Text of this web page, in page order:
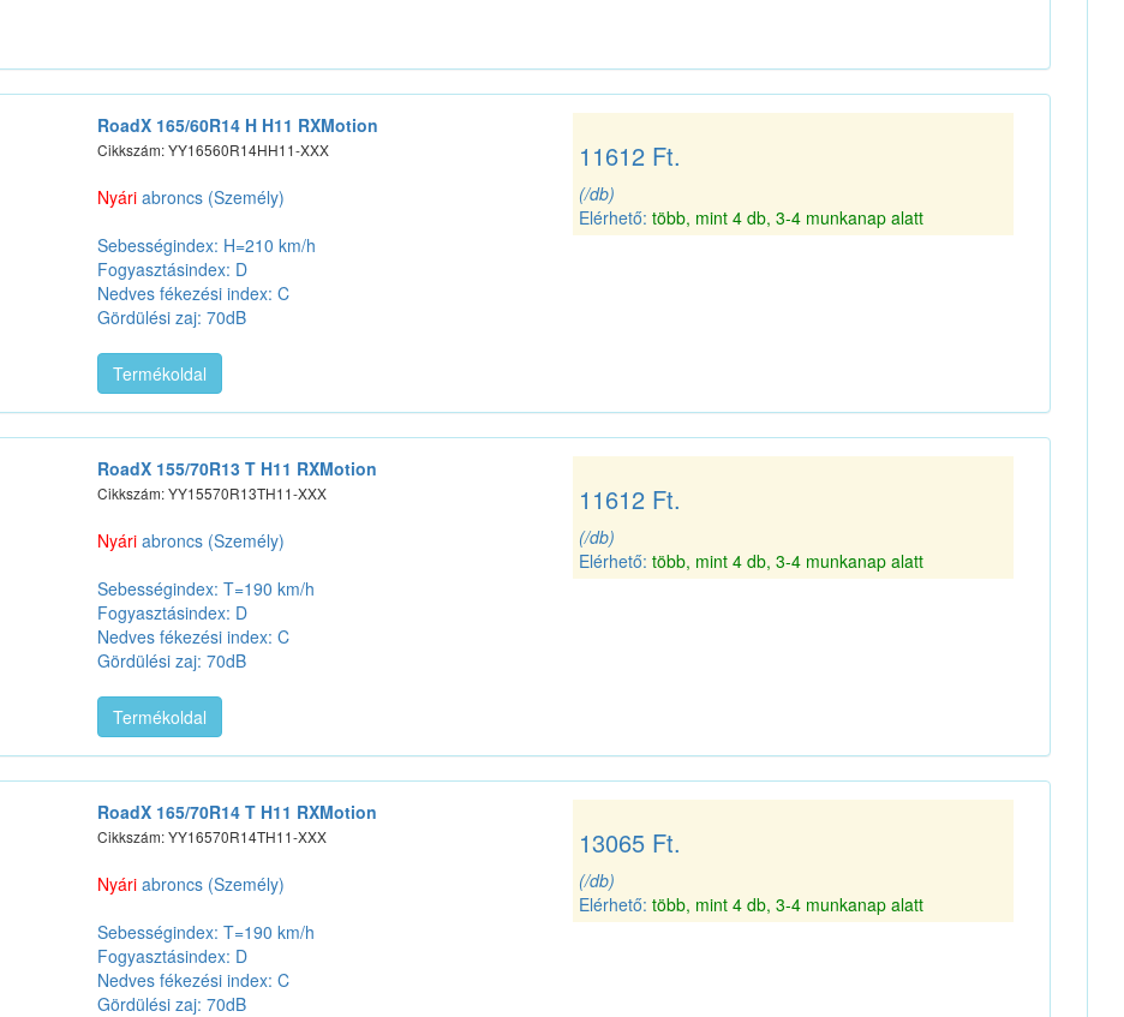
RoadX 165/60R14 H H11 RXMotion
Cikkszám: YY16560R14HH11-XXX
Nyáriabroncs (Személy)
Sebességindex: H=210 km/h
Fogyasztásindex: D
Nedves fékezési index: C
Gördülési zaj: 70dB
Termékoldal
11612 Ft.
(/db)
Elérhető:több, mint 4 db, 3-4 munkanap alatt
RoadX 155/70R13 T H11 RXMotion
Cikkszám: YY15570R13TH11-XXX
Nyáriabroncs (Személy)
Sebességindex: T=190 km/h
Fogyasztásindex: D
Nedves fékezési index: C
Gördülési zaj: 70dB
Termékoldal
11612 Ft.
(/db)
Elérhető:több, mint 4 db, 3-4 munkanap alatt
RoadX 165/70R14 T H11 RXMotion
Cikkszám: YY16570R14TH11-XXX
Nyáriabroncs (Személy)
Sebességindex: T=190 km/h
Fogyasztásindex: D
Nedves fékezési index: C
Gördülési zaj: 70dB
13065 Ft.
(/db)
Elérhető:több, mint 4 db, 3-4 munkanap alatt